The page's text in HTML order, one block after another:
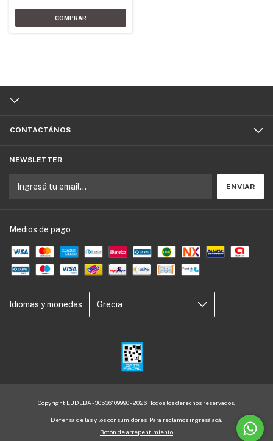
CONTACTÁNOS
NEWSLETTER
Medios de pago
Idiomas y monedas
Copyright EUDEBA - 30536109990 - 2026. Todos los derechos reservados.
Defensa de las y los consumidores. Para reclamos ingresá acá.
Botón de arrepentimiento